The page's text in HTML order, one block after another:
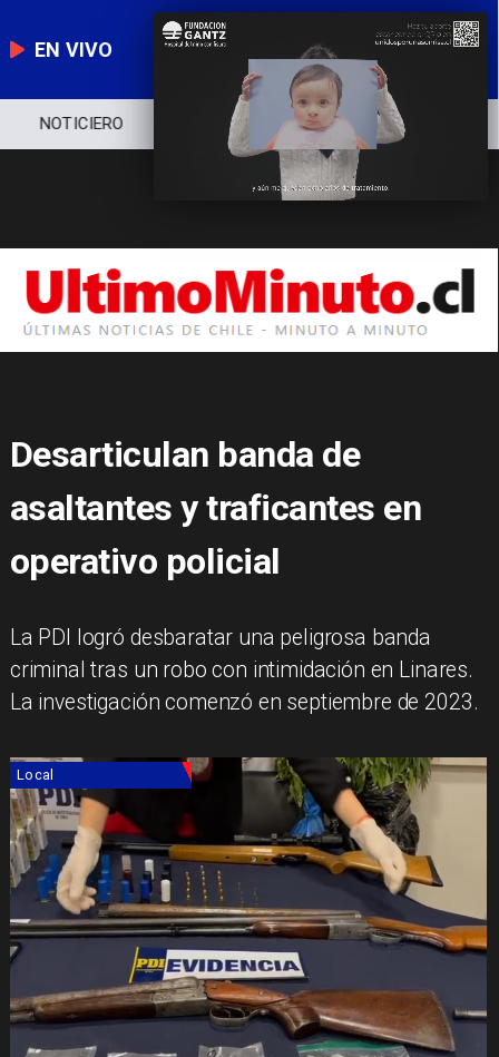
EN VIVO
NOTICIERO POLÍTICA ECONOMÍA
Desarticulan banda de
asaltantes y traficantes en
operativo policial
La PDI logró desbaratar una peligrosa banda
criminal tras un robo con intimidación en Linares.
La investigación comenzó en septiembre de 2023.
Local